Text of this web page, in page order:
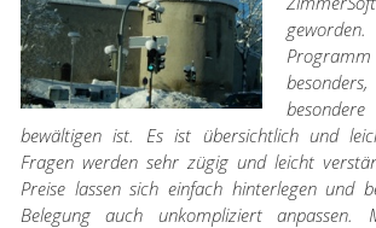
bewältigen ist. Es ist übersichtlich und
Fragen werden sehr zügig und leicht
Preise lassen sich einfach hinterlegen und
Belegung auch unkompliziert anpassen.